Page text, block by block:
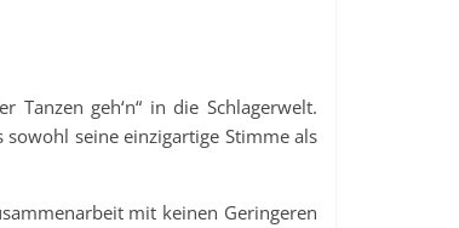
Tanzen geh‘n“ in die Schlagerwelt.
sowohl seine einzigartige Stimme als
mit keinen Geringeren